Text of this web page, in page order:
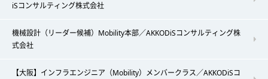
iSコンサルティング株式会社
機械設計（リーダー候補）Mobility本部／AKKODiSコンサルティング株
式会社
【大阪】インフラエンジニア（Mobility）メンバークラス／AKKODiSコ